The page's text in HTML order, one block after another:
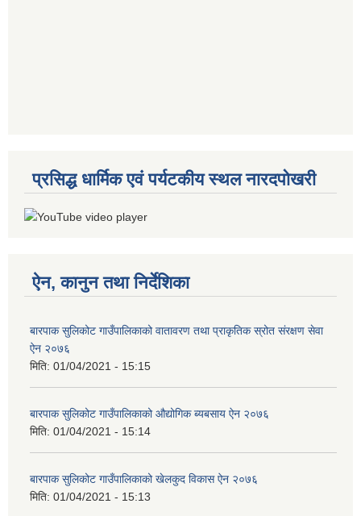
प्रसिद्ध धार्मिक एवं पर्यटकीय स्थल नारदपोखरी
ऐन, कानुन तथा निर्देशिका
बारपाक सुलिकोट गाउँपालिकाको वातावरण तथा प्राकृतिक स्रोत संरक्षण सेवा
ऐन २०७६
मिति: 01/04/2021 - 15:15
बारपाक सुलिकोट गाउँपालिकाको औद्योगिक ब्यबसाय ऐन २०७६
मिति: 01/04/2021 - 15:14
बारपाक सुलिकोट गाउँपालिकाको खेलकुद विकास ऐन २०७६
मिति: 01/04/2021 - 15:13